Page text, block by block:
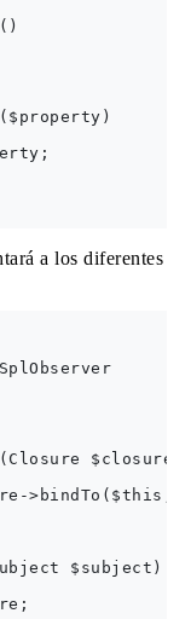
a los diferentes
$closure,
>bindTo($this,
$subject)